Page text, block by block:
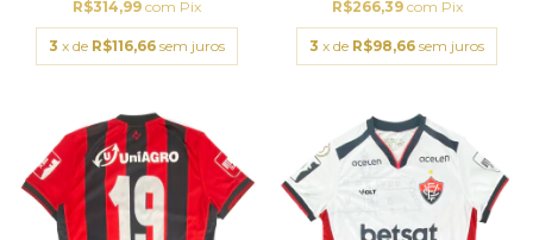
R$314,99 com Pix
3 x de R$116,66 sem juros
R$266,39 com Pix
3 x de R$98,66 sem juros